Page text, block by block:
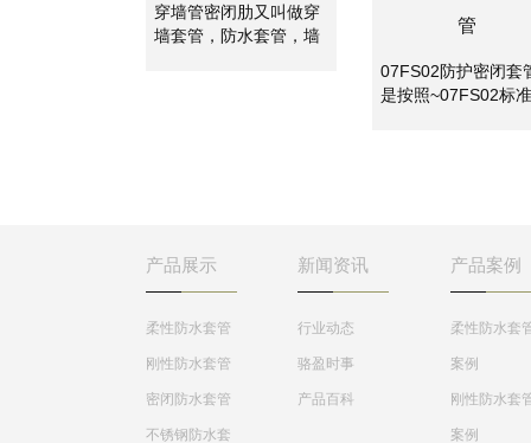
穿墙管密闭肋又叫做穿
墙套管，防水套管，墙
管
07FS02防护密闭套
是按照~07FS02标
产品展示
柔性防水套管
刚性防水套管
密闭防水套管
不锈钢防水套
新闻资讯
行业动态
骆盈时事
产品百科
产品案例
柔性防水套
案例
刚性防水套
案例